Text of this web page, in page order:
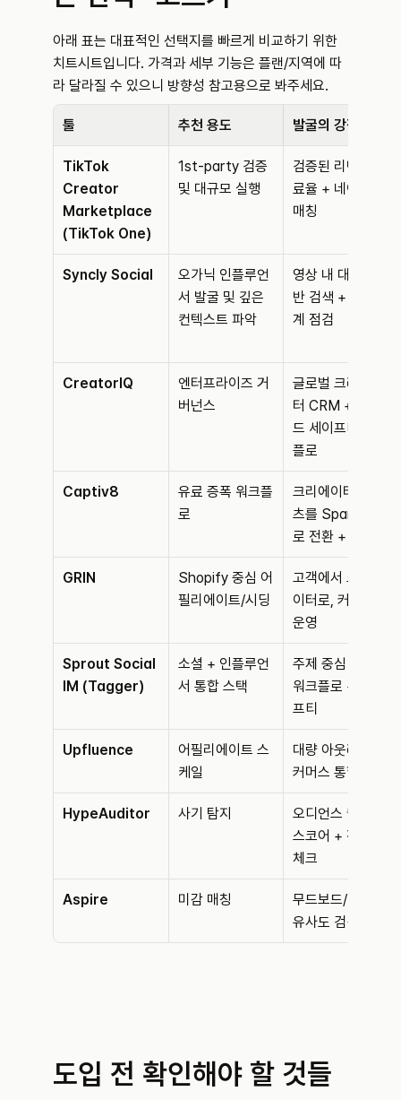
아래 표는 대표적인 선택지를 빠르게 비교하기 위한
치트시트입니다. 가격과 세부 기능은 플랜/지역에 따
라 달라질 수 있으니 방향성 참고용으로 봐주세요.
툴 추천 용도 발굴의 강점
TikTok
Creator
Marketplace
(TikTok One)
1st-party 검증
및 대규모 실행
검증된 리텐션/완
료율 + 네이티브
매칭
Syncly Social
오가닉 인플루언
서 발굴 및 깊은
컨텍스트 파악
영상 내 대화 기
반 검색 + 인구통
계 점검
CreatorIQ
엔터프라이즈 거
버넌스
글로벌 크리에이
터 CRM + 브랜
드 세이프티/워크
플로
Captiv8
유료 증폭 워크플
로
크리에이터 콘텐
츠를 Spark Ads
로 전환 + 측정
GRIN
Shopify 중심 어
필리에이트/시딩
고객에서 크리에
이터로, 커머스
운영
Sprout Social
IM (Tagger)
소셜 + 인플루언
서 통합 스택
주제 중심 발굴 +
워크플로 + 세이
프티
Upfluence
어필리에이트 스
케일
대량 아웃리치 +
커머스 통합
HypeAuditor 사기 탐지
오디언스 퀄리티
스코어 + 진정성
체크
Aspire 미감 매칭
무드보드/비주얼
유사도 검색
도입 전 확인해야 할 것들